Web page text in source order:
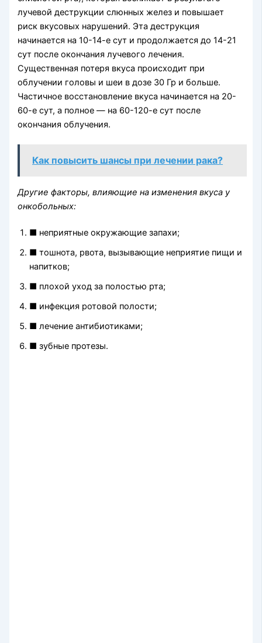
лучевой деструкции слюнных желез и повышает
риск вкусовых нарушений. Эта деструкция
начинается на 10-14-е сут и продолжается до 14-21
сут после окончания лучевого лечения.
Существенная потеря вкуса происходит при
облучении головы и шеи в дозе 30 Гр и больше.
Частичное восстановление вкуса начинается на 20-
60-е сут, а полное — на 60-120-е сут после
окончания облучения.
Как повысить шансы при лечении рака?
Другие факторы, влияющие на изменения вкуса у
онкобольных:
■ неприятные окружающие запахи;
■ тошнота, рвота, вызывающие неприятие пищи и
напитков;
■ плохой уход за полостью рта;
■ инфекция ротовой полости;
■ лечение антибиотиками;
■ зубные протезы.